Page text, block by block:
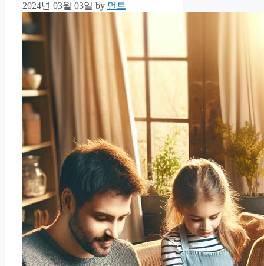
2024년 03월 03일 by 먼트